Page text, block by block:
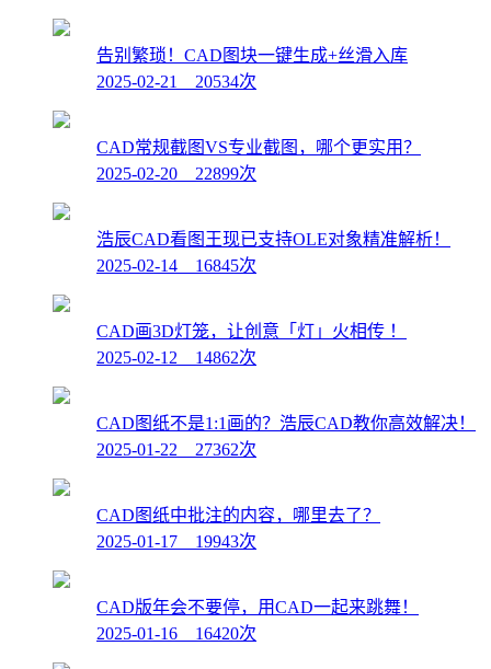
告别繁琐！CAD图块一键生成+丝滑入库
2025-02-21 20534次
CAD常规截图VS专业截图，哪个更实用？
2025-02-20 22899次
浩辰CAD看图王现已支持OLE对象精准解析！
2025-02-14 16845次
CAD画3D灯笼，让创意「灯」火相传 ！
2025-02-12 14862次
CAD图纸不是1:1画的？浩辰CAD教你高效解决！
2025-01-22 27362次
CAD图纸中批注的内容，哪里去了？
2025-01-17 19943次
CAD版年会不要停，用CAD一起来跳舞！
2025-01-16 16420次